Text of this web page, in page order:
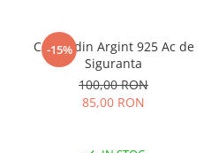
-15%
Cercei din Argint 925 Ac de
Siguranta
100,00 RON
85,00 RON